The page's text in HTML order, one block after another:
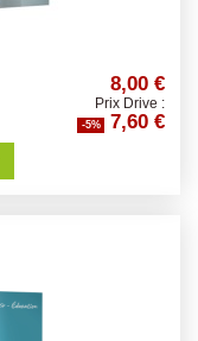
8,00 €
Prix Drive :
-5% 7,60 €